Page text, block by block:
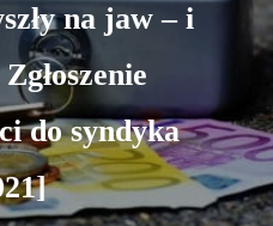
na jaw – i
do syndyka